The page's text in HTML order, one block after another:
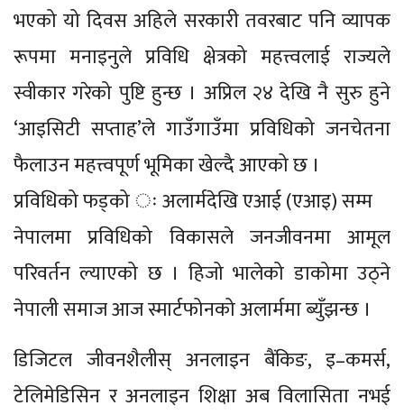
भएको यो दिवस अहिले सरकारी तवरबाट पनि व्यापक
रूपमा मनाइनुले प्रविधि क्षेत्रको महत्त्वलाई राज्यले
स्वीकार गरेको पुष्टि हुन्छ । अप्रिल २४ देखि नै सुरु हुने
‘आइसिटी सप्ताह’ले गाउँगाउँमा प्रविधिको जनचेतना
फैलाउन महत्त्वपूर्ण भूमिका खेल्दै आएको छ ।
प्रविधिको फड्को ः अलार्मदेखि एआई (एआइ) सम्म
नेपालमा प्रविधिको विकासले जनजीवनमा आमूल
परिवर्तन ल्याएको छ । हिजो भालेको डाकोमा उठ्ने
नेपाली समाज आज स्मार्टफोनको अलार्ममा ब्युँझन्छ ।
डिजिटल जीवनशैलीस् अनलाइन बैंकिङ, इ–कमर्स,
टेलिमेडिसिन र अनलाइन शिक्षा अब विलासिता नभई